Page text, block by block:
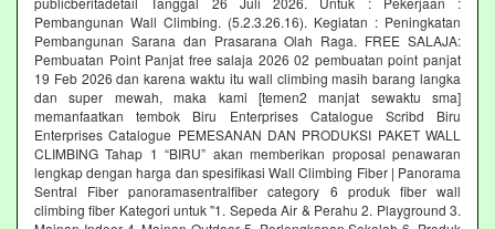
Pembangunan Wall Climbing. (5.2.3.26.16). Kegiatan : Peningkatan
Pembangunan Sarana dan Prasarana Olah Raga. FREE SALAJA:
Pembuatan Point Panjat free salaja 2026 02 pembuatan point panjat
19 Feb 2026 dan karena waktu itu wall climbing masih barang langka
dan super mewah, maka kami [temen2 manjat sewaktu sma]
memanfaatkan tembok Biru Enterprises Catalogue Scribd Biru
Enterprises Catalogue PEMESANAN DAN PRODUKSI PAKET WALL
CLIMBING Tahap 1 “BIRU” akan memberikan proposal penawaran
lengkap dengan harga dan spesifikasi Wall Climbing Fiber | Panorama
Sentral Fiber panoramasentralfiber category 6 produk fiber wall
climbing fiber Kategori untuk "1. Sepeda Air & Perahu 2. Playground 3.